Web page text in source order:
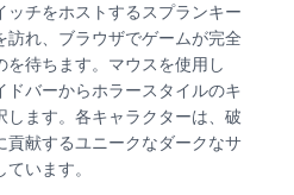
ッチをホストするスプランキー
訪れ、ブラウザでゲームが完全
を待ちます。マウスを使用し
ドバーからホラースタイルのキ
します。各キャラクターは、破
貢献するユニークなダークなサ
います。